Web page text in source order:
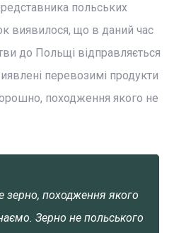
польських
виявилося, що в даний час
до Польщі відправляється
перевозимі продукти
походження якого не
зерно, походження якого
Зерно не польського